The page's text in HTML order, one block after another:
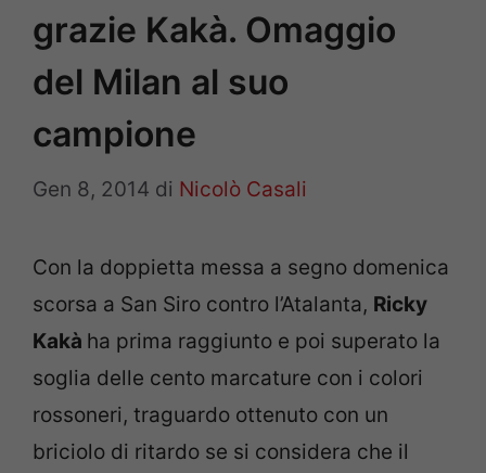
grazie Kakà. Omaggio
del Milan al suo
campione
Gen 8, 2014 di Nicolò Casali
Con la doppietta messa a segno domenica
scorsa a San Siro contro l’Atalanta, Ricky
Kakà ha prima raggiunto e poi superato la
soglia delle cento marcature con i colori
rossoneri, traguardo ottenuto con un
briciolo di ritardo se si considera che il